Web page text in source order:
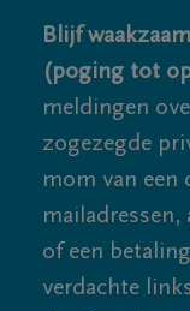
Blijf
(poging tot
meldingen
zogezegde
mom van een
mailadressen,
of een
verdachte